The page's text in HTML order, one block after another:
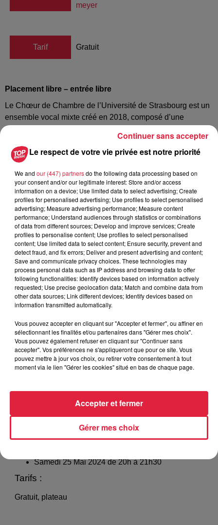
meyer
Tarif Gratuit
Placement libre – entrée libre
Le Chœur de Chambre de l’Université de Strasbourg est un
ensemble vocal mixte créé en 2018, composé d’une
vingtaine d’étudiant.es de l’Université de Strasbourg, toutes
Dirigé par Clément Charlon, étudiant en percussions et
chœur interprète principalement des œuvres a cappella, du
XVIème siècle à nos jours.
Après des concerts consacrés à la musique anglaise des
XXème et XXIème siècles (Elgar, Vaughan Williams,
Tavener…) en 2020, le chœur a interprété lors de la saison
2021-2022 un programme composé d’œuvres savantes et
populaires d’Europe de l’Est (Ligeti, Bardos, Dvorak…). Le
chœur s’est également allié à un petit ensemble de cuivres
et percussions pour donner en concert le Te Deum de Petr
Eben.
Requiem en do mineur de Cherubini avec l'ensemble
orchestral de Strasbourg, le chœur s’est produit en concert
en décembre sur Strasbourg, en mai à Belfort au Festival
International de Musique Universitaire (FIMU) ainsi qu'à
Organisateur : Comité d’Animation et le conseil de fabrique
Contact : Myriam WINKLER 06 88 62 04 91 •
Renseignement : André SCHUHLER 03 88 92 43 44
Dates et horaires :
Samedi 25 Mai 2024 de 20h à 21h30
Tarifs :
Gratuit, plateau
Le respect de votre vie privée est notre priorité
We and our (447) partnersdo the following data processing based on
your consent and/or our legitimate interest: Store and/or access
information on a device; Use limited data to select advertising; Create
profiles for personalised advertising; Use profiles to select personalised
advertising; Measure advertising performance; Measure content
performance; Understand audiences through statistics or combinations
of data from different sources; Develop and improve services; Create
profiles to personalise content; Use profiles to select personalised
content; Use limited data to select content; Ensure security, prevent and
detect fraud, and fix errors; Deliver and present advertising and content;
Save and communicate privacy choices. These technologies may
process personal data such as IP address and browsing data to offer
following functionalities: Identify devices based on information actively
requested; Use precise geolocation data; Match and combine data from
other data sources; Link different devices; Identify devices based on
information transmitted automatically.
Vous pouvez accepter en cliquant sur "Accepter et fermer", ou affiner en
sélectionnant les finalités et/ou partenaires dans "Gérer mes choix".
Vous pouvez également refuser en cliquant sur "Continuer sans
accepter". Vos préférences ne s'appliqueront que pour ce site. Vous
pouvez mettre à jour vos choix, ou retirer votre consentement à tout
moment via le lien "Gérer les cookies" situé en bas de chaque page.
Gérer mes choix
Accepter et fermer
Continuer sans accepter